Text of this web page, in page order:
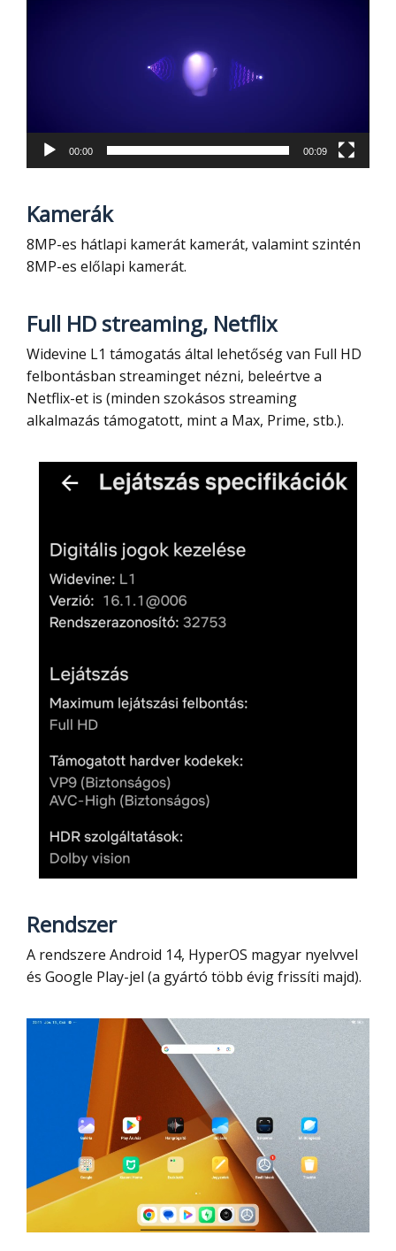
00:00 00:09
Kamerák
8MP-es hátlapi kamerát kamerát, valamint szintén
8MP-es előlapi kamerát.
Full HD streaming, Netflix
Widevine L1 támogatás által lehetőség van Full HD
felbontásban streaminget nézni, beleértve a
Netflix-et is (minden szokásos streaming
alkalmazás támogatott, mint a Max, Prime, stb.).
Rendszer
A rendszere Android 14, HyperOS magyar nyelvvel
és Google Play-jel (a gyártó több évig frissíti majd).